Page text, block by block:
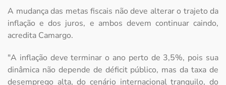
A mudança das metas fiscais não deve alterar o trajeto da
inflação e dos juros, e ambos devem continuar caindo,
acredita Camargo.
"A inflação deve terminar o ano perto de 3,5%, pois sua
dinâmica não depende de déficit público, mas da taxa de
desemprego alta, do cenário internacional tranquilo, do